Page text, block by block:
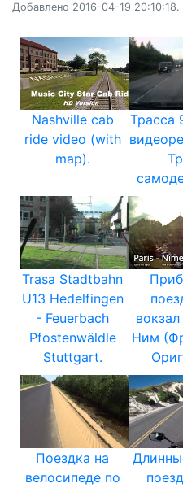
Добавлено 2016-04-19 20:10:18.
Nashville cab
ride video (with
map).
Трасса
Trasa Stadtbahn
U13 Hedelfingen
- Feuerbach
Pfostenwäldle
Stuttgart.
Ним
Поездка на
велосипеде по